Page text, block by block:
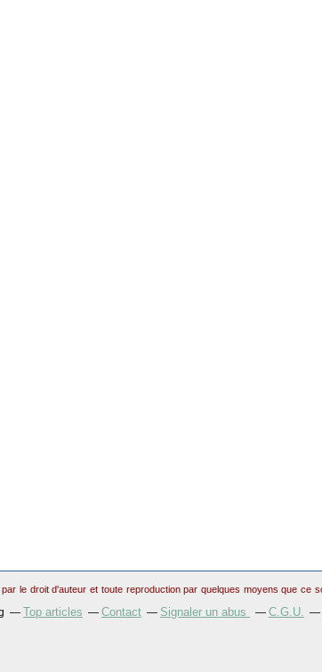
le droit d'auteur et toute reproduction par quelques moyens que ce
Top articles Contact Signaler un abus C.G.U.